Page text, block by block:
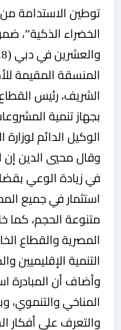
توطين الاستدامة من
الخضراء الذكية”،
المنسقة المقيمة
الشريف، رئيس
بجهاز تنمية
الوكيل الدائم لوزارة
وقال محيي الدين إن
في زيادة الوعي
استثمار في جميع
متنوعة الحجم، كما
المصرية والقطاع
التنمية الإقليميين
وأضاف أن المبادرة
المناخي والتنموي،
والتعرف على أفكار